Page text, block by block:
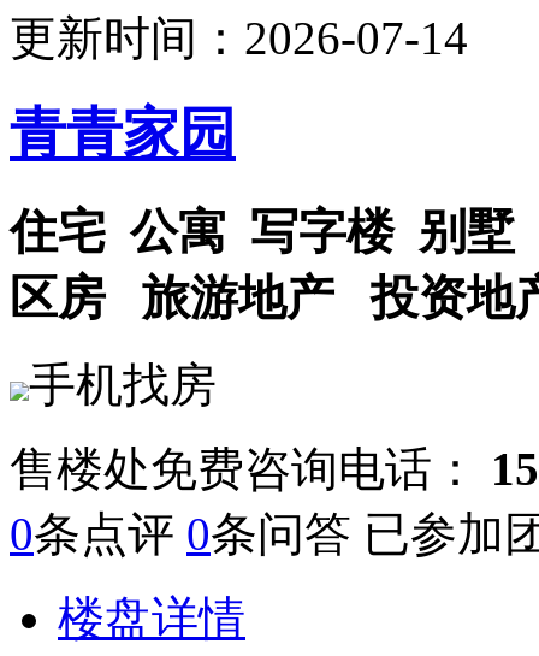
更新时间：2026-07-14
青青家园
住宅 公寓 写字楼 别墅
区房
旅游地产 投资
手机找房
售楼处免费咨询电话：
0条点评 0条问答 已参加
楼盘详情